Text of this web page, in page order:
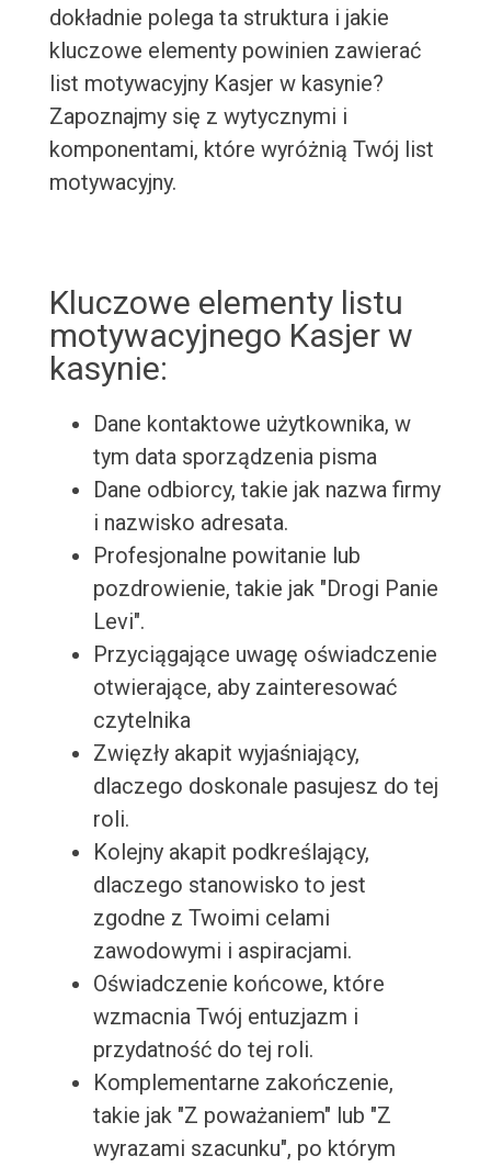
dokładnie polega ta struktura i jakie
kluczowe elementy powinien zawierać
list motywacyjny Kasjer w kasynie?
Zapoznajmy się z wytycznymi i
komponentami, które wyróżnią Twój list
motywacyjny.
Kluczowe elementy listu
motywacyjnego Kasjer w
kasynie:
Dane kontaktowe użytkownika, w
tym data sporządzenia pisma
Dane odbiorcy, takie jak nazwa firmy
i nazwisko adresata.
Profesjonalne powitanie lub
pozdrowienie, takie jak "Drogi Panie
Levi".
Przyciągające uwagę oświadczenie
otwierające, aby zainteresować
czytelnika
Zwięzły akapit wyjaśniający,
dlaczego doskonale pasujesz do tej
roli.
Kolejny akapit podkreślający,
dlaczego stanowisko to jest
zgodne z Twoimi celami
zawodowymi i aspiracjami.
Oświadczenie końcowe, które
wzmacnia Twój entuzjazm i
przydatność do tej roli.
Komplementarne zakończenie,
takie jak "Z poważaniem" lub "Z
wyrazami szacunku", po którym